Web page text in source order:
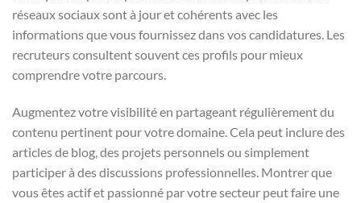
réseaux sociaux sont à jour et cohérents avec les
informations que vous fournissez dans vos candidatures. Les
recruteurs consultent souvent ces profils pour mieux
comprendre votre parcours.
Augmentez votre visibilité en partageant régulièrement du
contenu pertinent pour votre domaine. Cela peut inclure des
articles de blog, des projets personnels ou simplement
participer à des discussions professionnelles. Montrer que
vous êtes actif et passionné par votre secteur peut faire une